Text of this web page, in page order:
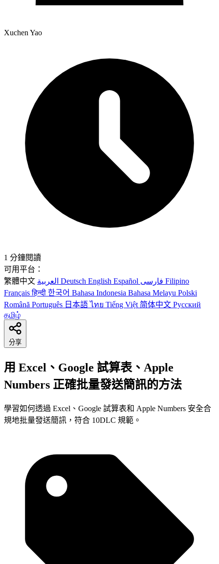
Xuchen Yao
1 分鐘閱讀
可用平台：
繁體中文
Deutsch English Español
Filipino
Françaisहिन्दी 한국어 Bahasa Indonesia Bahasa Melayu Polski
Română Português 日本語ไทย Tiếng Việt 简体中文 Русский
தமிழ்
分享
用 Excel、Google 試算表、Apple
Numbers 正確批量發送簡訊的方法
學習如何透過 Excel、Google 試算表和 Apple Numbers 安全合
規地批量發送簡訊，符合 10DLC 規範。